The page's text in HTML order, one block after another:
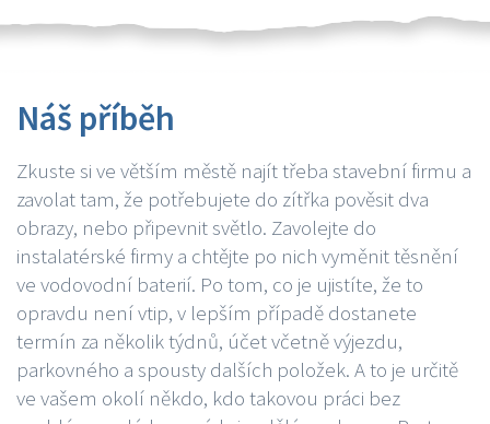
Náš příběh
Zkuste si ve větším městě najít třeba stavební firmu a
zavolat tam, že potřebujete do zítřka pověsit dva
obrazy, nebo připevnit světlo. Zavolejte do
instalatérské firmy a chtějte po nich vyměnit těsnění
ve vodovodní baterií. Po tom, co je ujistíte, že to
opravdu není vtip, v lepším případě dostanete
termín za několik týdnů, účet včetně výjezdu,
parkovného a spousty dalších položek. A to je určitě
ve vašem okolí někdo, kdo takovou práci bez